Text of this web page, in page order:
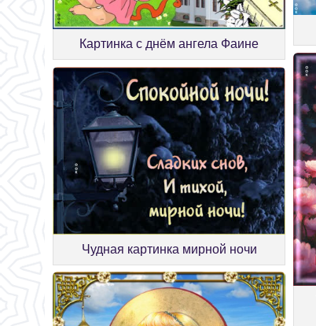
Картинка с днём ангела Фаине
Чудная картинка мирной ночи